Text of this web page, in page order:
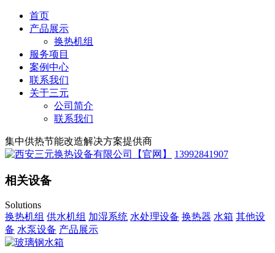
首页
产品展示
换热机组
服务项目
案例中心
联系我们
关于三元
公司简介
联系我们
集中供热节能改造解决方案提供商
13992841907
相关设备
Solutions
换热机组 供水机组 加湿系统 水处理设备 换热器 水箱 其他设
备 水泵设备 产品展示